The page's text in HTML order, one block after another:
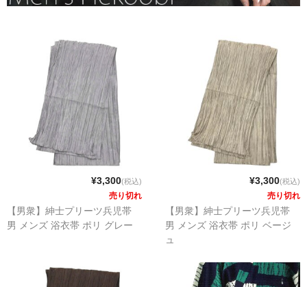
¥3,300(税込)
売り切れ
【男衆】紳士プリーツ兵児帯
男 メンズ 浴衣帯 ポリ グレー
¥3,300(税込)
売り切れ
【男衆】紳士プリーツ兵児帯
男 メンズ 浴衣帯 ポリ ベージ
ュ